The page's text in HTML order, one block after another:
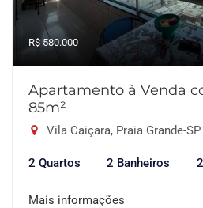
R$ 580.000
Apartamento à Venda
85m²
Vila Caiçara, Praia Grande-SP
2 Quartos 2 Banheiros
Mais informações